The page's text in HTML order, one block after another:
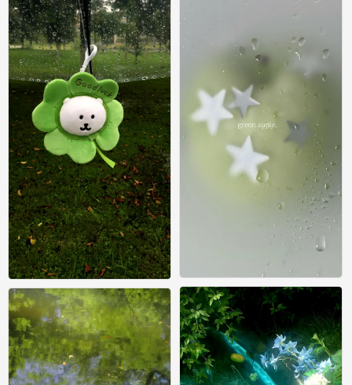
绿色壁纸 ins风壁纸 锁屏
0
绿色壁纸 ins风壁纸 锁屏
0